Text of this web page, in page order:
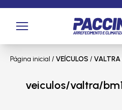
Página inicial /VEÍCULOS /VALTRA
veiculos/valtra/